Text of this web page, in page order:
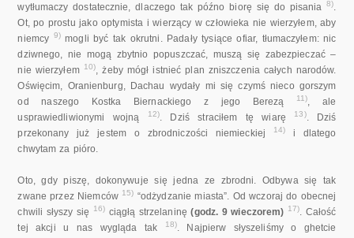
wytłumaczy dostatecznie, dlaczego tak późno biorę się do pisania8).
Ot, po prostu jako optymista i wierzący w człowieka nie wierzyłem, aby
niemcy 9)mogli być tak okrutni. Padały tysiące ofiar, tłumaczyłem: nic
dziwnego, nie mogą zbytnio popuszczać, muszą się zabezpieczać –
nie wierzyłem 10), żeby mógł istnieć plan zniszczenia całych narodów.
Oświęcim, Oranienburg, Dachau wydały mi się czymś nieco gorszym
od naszego Kostka Biernackiego z jego Berezą
11), ale
usprawiedliwionymi wojną
12). Dziś straciłem tę wiarę 13). Dziś
przekonany już jestem o zbrodniczości niemieckiej
14)
i dlatego
chwytam za pióro.
Oto, gdy piszę, dokonywuje się jedna ze zbrodni. Odbywa się tak
zwane przez Niemców 15) “odżydzanie miasta”. Od wczoraj do obecnej
chwili słyszy się
16) ciągłą strzelaninę(godz. 9 wieczorem) 17). Całość
tej akcji u nas wygląda tak
18). Najpierw słyszeliśmy o ghetcie